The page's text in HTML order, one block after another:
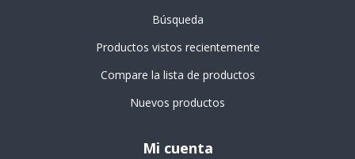
Búsqueda
Productos vistos recientemente
Compare la lista de productos
Nuevos productos
Mi cuenta